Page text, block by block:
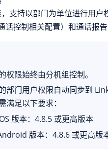
支持以部门为单位进行用户
话控制相关配置）和通话报
权限始终由分机组控制。
部门用户权限自动同步到
满足以下要求：
版本：4.8.5 或更高版本
版本：4.8.6 或更高版